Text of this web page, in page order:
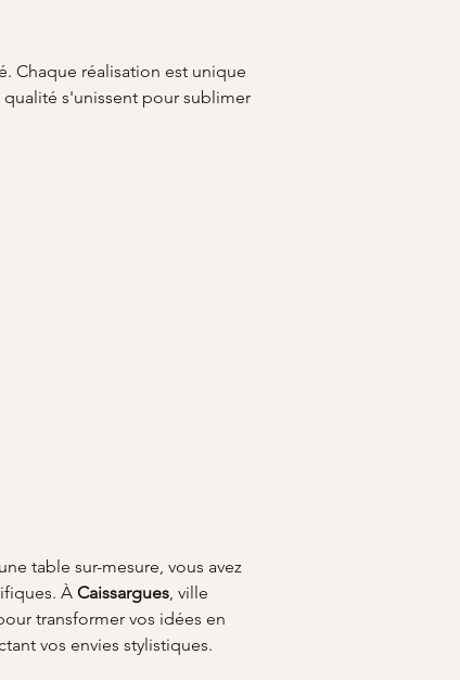
Chaque réalisation est unique
s'unissent pour sublimer
table sur-mesure, vous avez
À Caissargues, ville
transformer vos idées en
vos envies stylistiques.